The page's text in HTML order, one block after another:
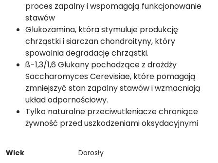
proces zapalny i wspomagają funkcjonowanie
stawów
Glukozamina, która stymuluje produkcję
chrząstki i siarczan chondroityny, który
spowalnia degradację chrząstki.
ß-1,3/1,6 Glukany pochodzące z drożdży
Saccharomyces Cerevisiae, które pomagają
zmniejszyć stan zapalny stawów i wzmacniają
układ odpornościowy.
Tylko naturalne przeciwutleniacze chroniące
żywność przed uszkodzeniami oksydacyjnymi
Wiek
Dorosły